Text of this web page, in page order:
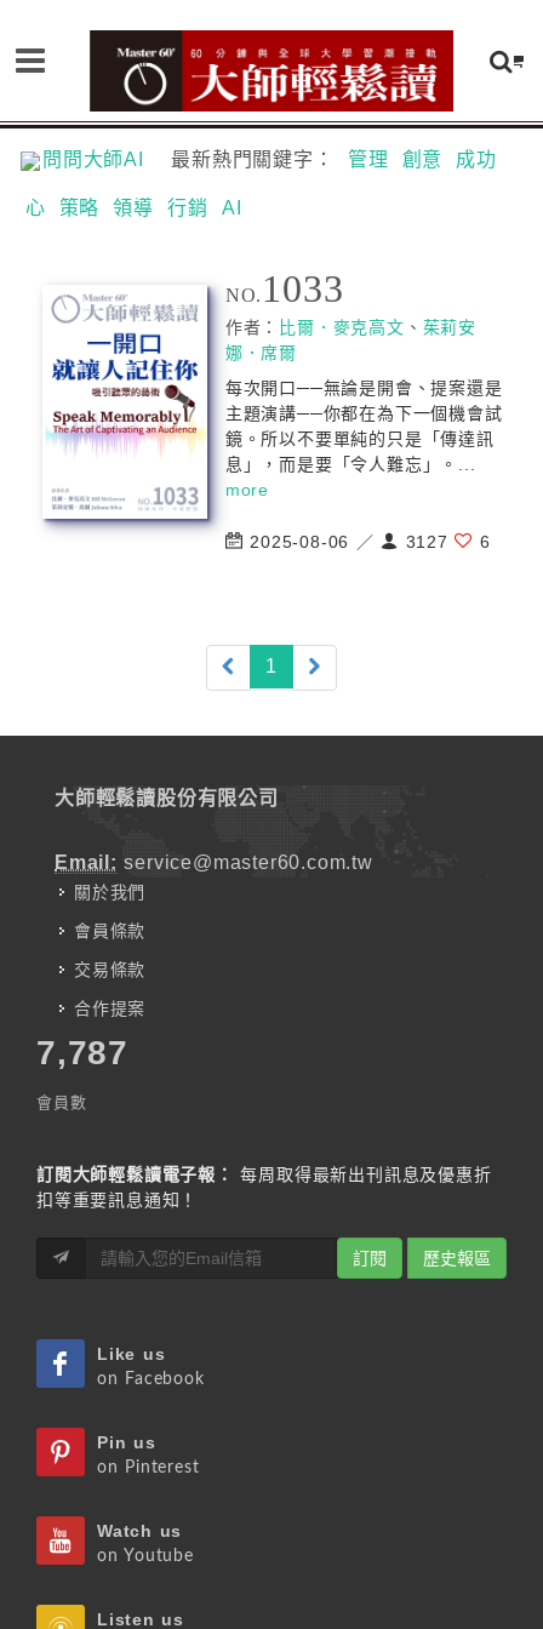
問問大師AI 最新熱門關鍵字： 管理 創意 成功
心 策略 領導 行銷 AI
NO. 1033
作者： 比爾．麥克高文 、 茱莉安
娜．席爾
每次開口──無論是開會、提案還是
主題演講──你都在為下一個機會試
鏡。所以不要單純的只是「傳達訊
息」，而是要「令人難忘」。...
more
2025-08-06 ／ 3127 6
1 (current)
大師輕鬆讀股份有限公司
Email: service@master60.com.tw
關於我們
會員條款
交易條款
合作提案
7,787
會員數
訂閱大師輕鬆讀電子報：
每周取得最新出刊訊息及優惠折
扣等重要訊息通知！
訂閱 歷史報區
Like us
on Facebook
Pin us
on Pinterest
Watch us
on Youtube
Listen us